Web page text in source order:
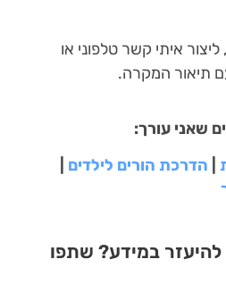
איתי קשר טלפוני או
תיאור המקרה.
שאני עורך:
הדרכת הורים לילדים
להיעזר במידע? שתפו